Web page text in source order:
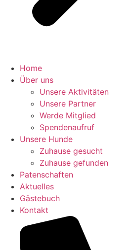
Home
Über uns
Unsere Aktivitäten
Unsere Partner
Werde Mitglied
Spendenaufruf
Unsere Hunde
Zuhause gesucht
Zuhause gefunden
Patenschaften
Aktuelles
Gästebuch
Kontakt